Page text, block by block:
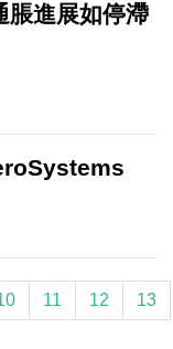
脹進展如停滯
11 12 13